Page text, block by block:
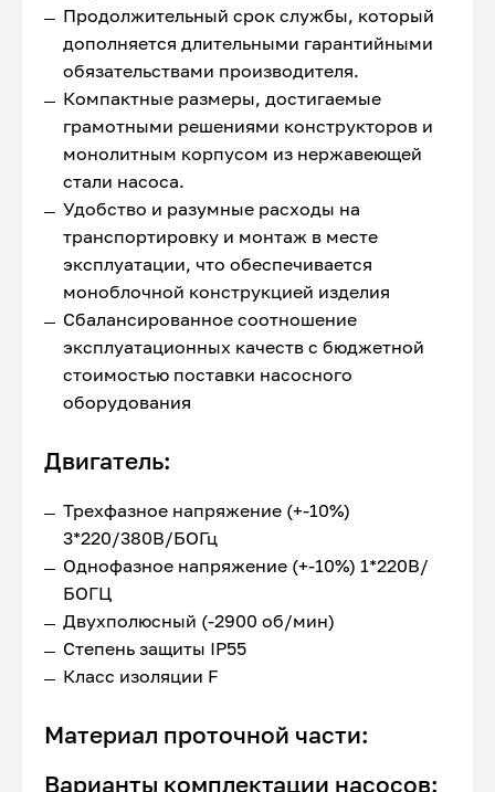
Продолжительный срок службы, который
дополняется длительными гарантийными
обязательствами производителя.
Компактные размеры, достигаемые
грамотными решениями конструкторов и
монолитным корпусом из нержавеющей
стали насоса.
Удобство и разумные расходы на
транспортировку и монтаж в месте
эксплуатации, что обеспечивается
моноблочной конструкцией изделия
Сбалансированное соотношение
эксплуатационных качеств с бюджетной
стоимостью поставки насосного
оборудования
Двигатель:
Трехфазное напряжение (+-10%)
3*220/380В/БОГц
Однофазное напряжение (+-10%) 1*220В/
БОГЦ
Двухполюсный (-2900 об/мин)
Степень защиты IP55
Класс изоляции F
Материал проточной части:
Варианты комплектации насосов: